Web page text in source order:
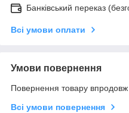
Банківський переказ
Всі умови оплати
Умови повернення
Повернення товару впродовж
Всі умови повернення